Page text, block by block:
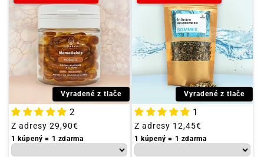
Vyradené z tlače
2
Obvyklá
cena
Z adresy 29,90€
1 kúpený = 1 zdarma
Vyradené z tlače
1
Obvyklá
cena
Z adresy 12,45€
1 kúpený = 1 zdarma